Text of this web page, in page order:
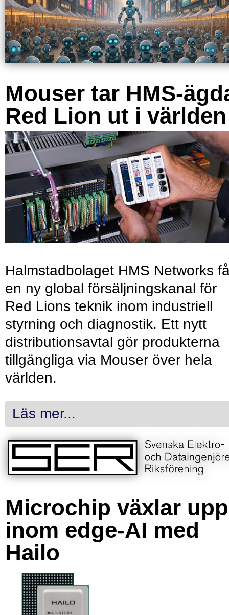
Mouser tar HMS-
Red Lion ut i världen
Halmstadbolaget HMS Networks
en ny global försäljningskanal för
Red Lions teknik inom industriell
styrning och diagnostik. Ett nytt
distributionsavtal gör produkterna
tillgängliga via Mouser över hela
världen.
Läs mer...
Microchip växlar upp
inom edge-AI med
Hailo